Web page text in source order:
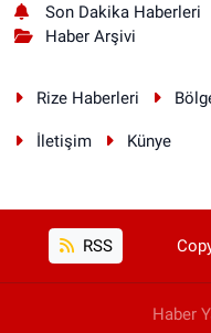
Son Dakika Haberleri
Haber Arşivi
Rize Haberleri
İletişim Künye
RSS
Haber